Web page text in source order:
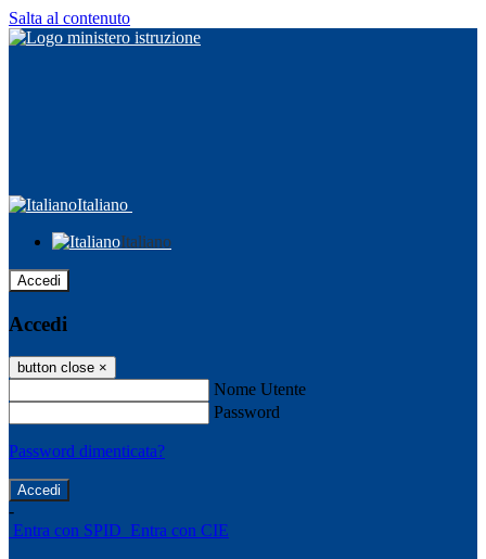
Salta al contenuto
Italiano
Italiano
Accedi
Accedi
button close ×
Nome Utente
Password
Password dimenticata?
-
Entra con SPID Entra con CIE